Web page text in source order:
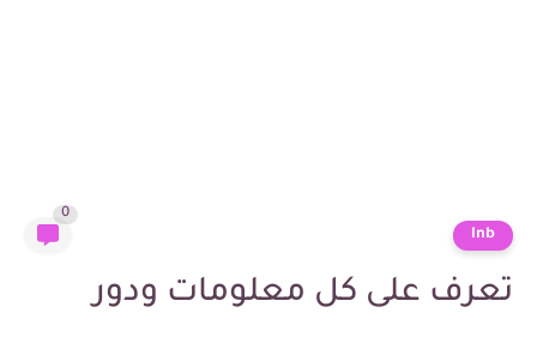
lnb
0
تعرف على كل معلومات ودور